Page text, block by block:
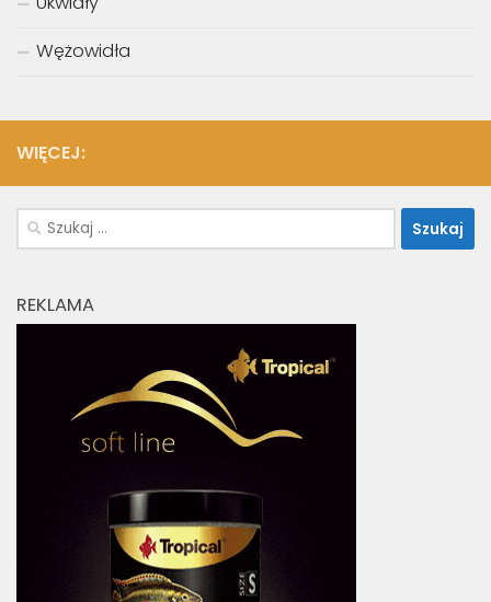
Wężowidła
WIĘCEJ:
Szukaj:
REKLAMA